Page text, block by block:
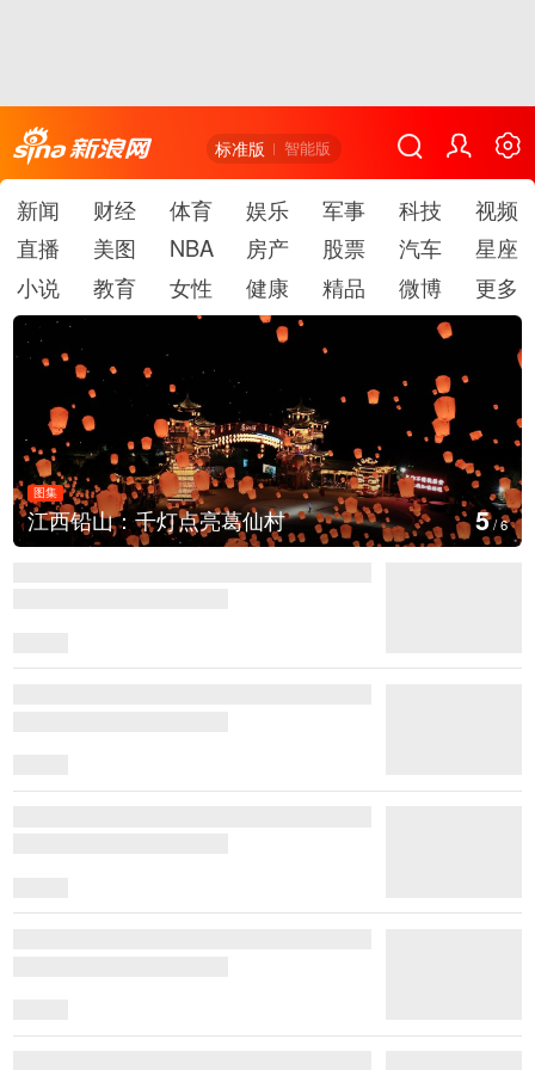
标准版 智能版
新闻 财经 体育 娱乐 军事 科技
视频
直播
美图 NBA 房产 股票 汽车
星座
小说
教育 女性 健康 精品 微博 更多
图集
上海：七彩稻田画迎最佳观赏期
6/6